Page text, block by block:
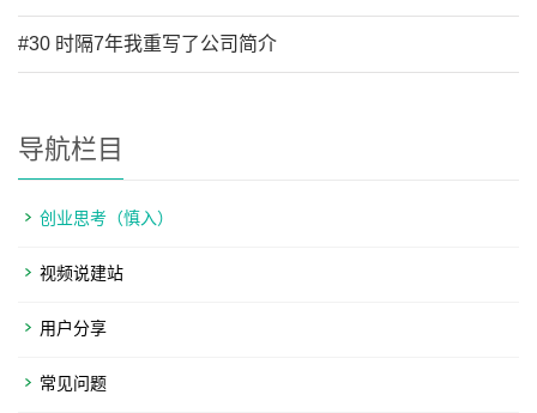
#30 时隔7年我重写了公司简介
导航栏目
创业思考（慎入）
视频说建站
用户分享
常见问题